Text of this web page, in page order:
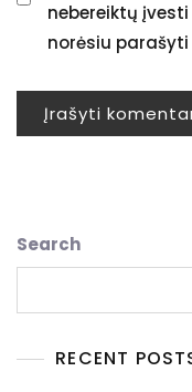
nebereiktų
norėsiu
Search
RECENT